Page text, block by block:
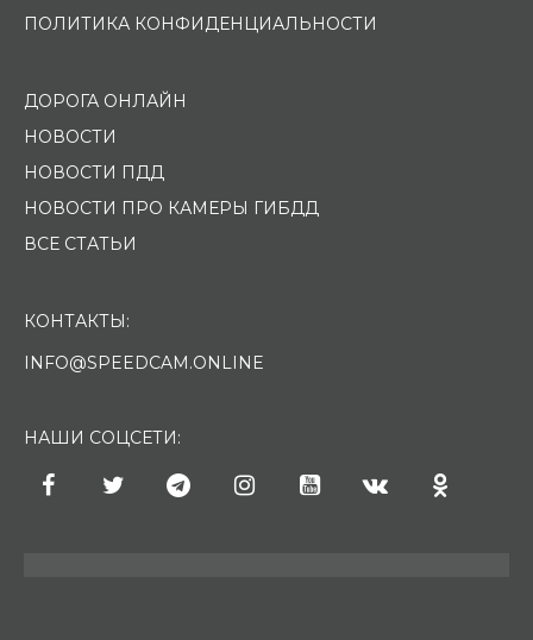
ПОЛИТИКА КОНФИДЕНЦИАЛЬНОСТИ
ДОРОГА ОНЛАЙН
НОВОСТИ
НОВОСТИ ПДД
НОВОСТИ ПРО КАМЕРЫ ГИБДД
ВСЕ СТАТЬИ
КОНТАКТЫ:
INFO@SPEEDCAM.ONLINE
НАШИ СОЦСЕТИ: